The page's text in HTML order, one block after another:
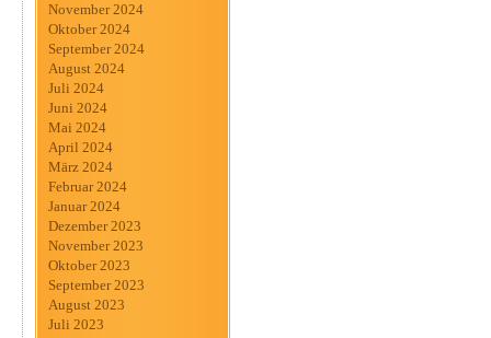
November 2024
Oktober 2024
September 2024
August 2024
Juli 2024
Juni 2024
Mai 2024
April 2024
März 2024
Februar 2024
Januar 2024
Dezember 2023
November 2023
Oktober 2023
September 2023
August 2023
Juli 2023